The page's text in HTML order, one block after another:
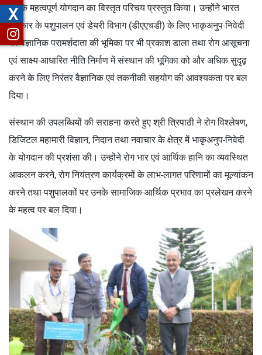
उसके महत्वपूर्ण योगदान का विस्तृत परिचय प्रस्तुत किया। उन्होंने भारत
सरकार के पशुपालन एवं डेयरी विभाग (डीएएचडी) के लिए भाकृअनुप-निवेदी
की वैज्ञानिक परामर्शदाता की भूमिका पर भी प्रकाश डाला तथा रोग आसूचना
एवं साक्ष्य-आधारित नीति निर्माण में संस्थान की भूमिका को और अधिक सुदृढ़
करने के लिए निरंतर वैज्ञानिक एवं तकनीकी सहयोग की आवश्यकता पर बल
दिया।
संस्थान की उपलब्धियों की सराहना करते हुए श्री त्रिपाठी ने रोग विश्लेषण,
डिजिटल महामारी विज्ञान, निदान तथा नवाचार के क्षेत्र में भाकृअनुप-निवेदी
के योगदान की प्रशंसा की। उन्होंने रोग भार एवं आर्थिक हानि का व्यवस्थित
आकलन करने, रोग नियंत्रण कार्यक्रमों के लाभ-लागत परिणामों का मूल्यांकन
करने तथा पशुपालकों पर उनके सामाजिक-आर्थिक प्रभाव का प्रलेखन करने
के महत्व पर बल दिया।
X